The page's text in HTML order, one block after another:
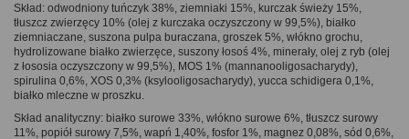
Skład: odwodniony tuńczyk 38%, ziemniaki 15%, kurczak świeży 15%,
tłuszcz zwierzęcy 10% (olej z kurczaka oczyszczony w 99,5%), białko
ziemniaczane, suszona pulpa buraczana, groszek 5%, włókno grochu,
hydrolizowane białko zwierzęce, suszony łosoś 4%, minerały, olej z ryb (olej
z łososia oczyszczony w 99,5%), MOS 1% (mannanooligosacharydy),
spirulina 0,6%, XOS 0,3% (ksylooligosacharydy), yucca schidigera 0,1%,
białko mleczne w proszku.
Skład analityczny: białko surowe 33%, włókno surowe 6%, tłuszcz surowy
11%, popiół surowy 7,5%, wapń 1,40%, fosfor 1%, magnez 0,08%, sód 0,6%,